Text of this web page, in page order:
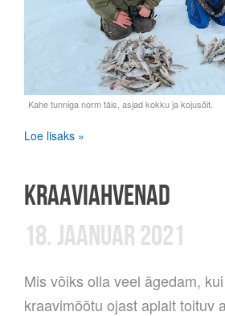
Loe lisaks »
KRAAVIAHVENAD
18. JAANUAR 2021
Mis võiks olla veel ägedam,
kraavimõõtu ojast aplalt toituv